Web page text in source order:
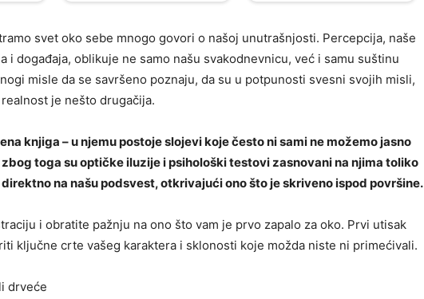
svet oko sebe mnogo govori o našoj unutrašnjosti. Percepcija, naše
i događaja, oblikuje ne samo našu svakodnevnicu, već i samu suštinu
misle da se savršeno poznaju, da su u potpunosti svesni svojih misli,
je nešto drugačija.
knjiga – u njemu postoje slojevi koje često ni sami ne možemo jasno
toga su optičke iluzije i psihološki testovi zasnovani na njima toliko
na našu podsvest, otkrivajući ono što je skriveno ispod površine.
i obratite pažnju na ono što vam je prvo zapalo za oko. Prvi utisak
ključne crte vašeg karaktera i sklonosti koje možda niste ni primećivali.
drveće